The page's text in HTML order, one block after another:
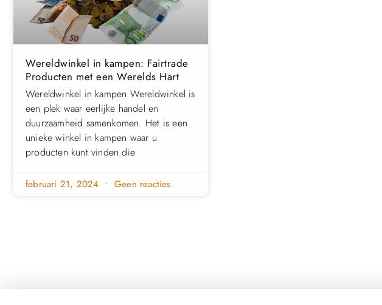
Wereldwinkel in kampen: Fairtrade
Producten met een Werelds Hart
Wereldwinkel in kampen Wereldwinkel is
een plek waar eerlijke handel en
duurzaamheid samenkomen. Het is een
unieke winkel in kampen waar u
producten kunt vinden die
februari 21, 2024 Geen reacties